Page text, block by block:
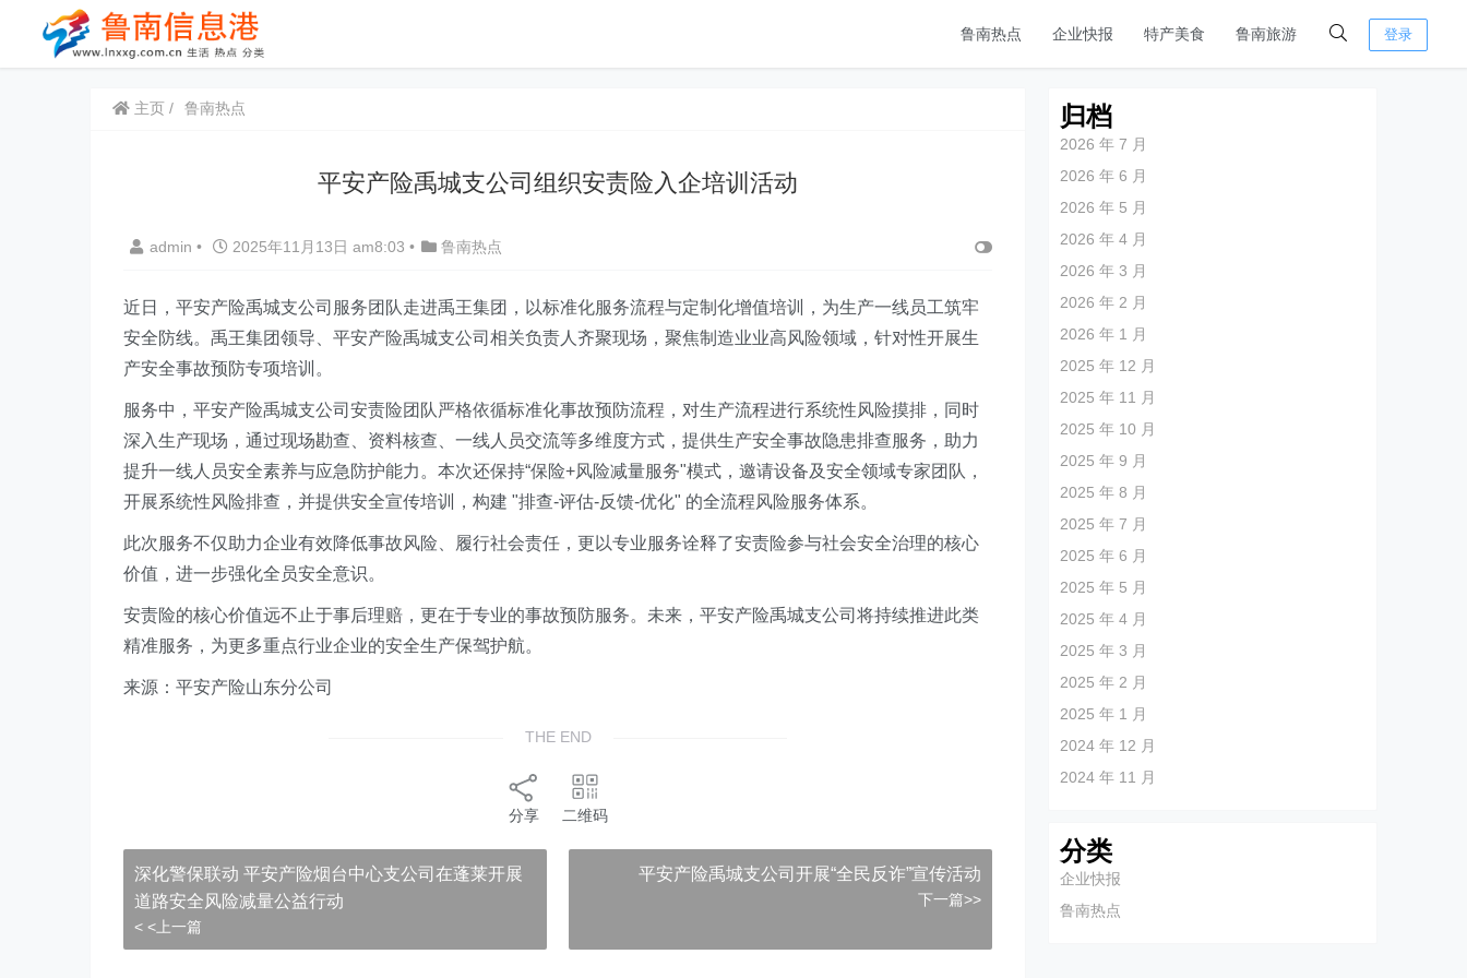
鲁南热点 企业快报 特产美食 鲁南旅游 登录
主页 鲁南热点
平安产险禹城支公司组织安责险入企培训活动
admin • 2025年11月13日 am8:03 • 鲁南热点
近日，平安产险禹城支公司服务团队走进禹王集团，以标准化服务流程与定制化增值培训，为生产一线员工筑牢
安全防线。禹王集团领导、平安产险禹城支公司相关负责人齐聚现场，聚焦制造业业高风险领域，针对性开展生
产安全事故预防专项培训。
服务中，平安产险禹城支公司安责险团队严格依循标准化事故预防流程，对生产流程进行系统性风险摸排，同时
深入生产现场，通过现场勘查、资料核查、一线人员交流等多维度方式，提供生产安全事故隐患排查服务，助力
提升一线人员安全素养与应急防护能力。本次还保持“保险+风险减量服务"模式，邀请设备及安全领域专家团队，
开展系统性风险排查，并提供安全宣传培训，构建 "排查-评估-反馈-优化" 的全流程风险服务体系。
此次服务不仅助力企业有效降低事故风险、履行社会责任，更以专业服务诠释了安责险参与社会安全治理的核心
价值，进一步强化全员安全意识。
安责险的核心价值远不止于事后理赔，更在于专业的事故预防服务。未来，平安产险禹城支公司将持续推进此类
精准服务，为更多重点行业企业的安全生产保驾护航。
来源：平安产险山东分公司
THE END
分享 二维码
深化警保联动 平安产险烟台中心支公司在蓬莱开展
道路安全风险减量公益行动
< <上一篇
平安产险禹城支公司开展“全民反诈”宣传活动
下一篇>>
归档
2026 年 7 月
2026 年 6 月
2026 年 5 月
2026 年 4 月
2026 年 3 月
2026 年 2 月
2026 年 1 月
2025 年 12 月
2025 年 11 月
2025 年 10 月
2025 年 9 月
2025 年 8 月
2025 年 7 月
2025 年 6 月
2025 年 5 月
2025 年 4 月
2025 年 3 月
2025 年 2 月
2025 年 1 月
2024 年 12 月
2024 年 11 月
分类
企业快报
鲁南热点